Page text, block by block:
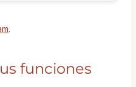
.
funciones